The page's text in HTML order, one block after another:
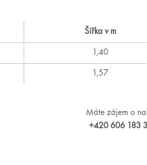
Šířka v m
1,40
1,57
Máte zájem o
+420 606 183